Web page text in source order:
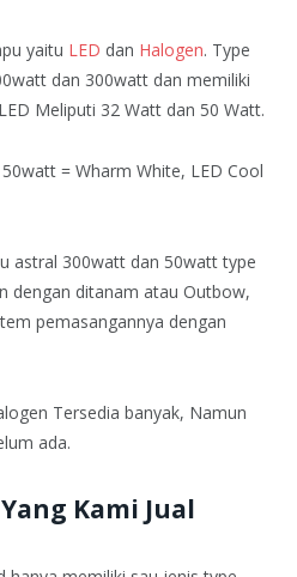
yaitu LED dan Halogen. Type
dan 300watt dan memiliki
Meliputi 32 Watt dan 50 Watt.
= Wharm White, LED Cool
astral 300watt dan 50watt type
dengan ditanam atau Outbow,
pemasangannya dengan
Tersedia banyak, Namun
ada.
Kami Jual